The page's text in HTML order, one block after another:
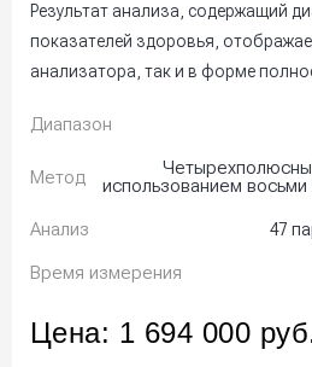
Результат анализа, содержащий
показателей здоровья,
анализатора, так и в форме
Диапазон
Метод
использованием восьми
Анализ
47
Время измерения
Цена: 1 694 000